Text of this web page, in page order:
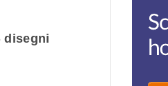
disegni